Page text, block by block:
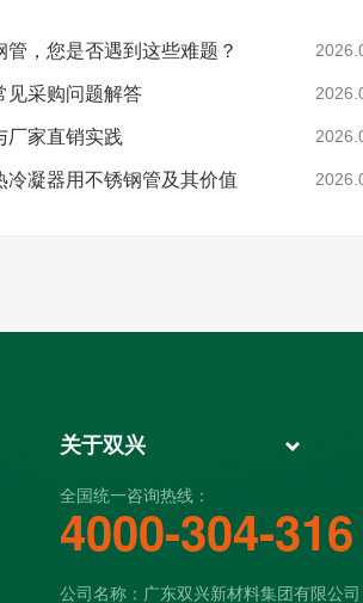
，您是否遇到这些难题？
见采购问题解答
厂家直销实践
凝器用不锈钢管及其价值
关于双兴
全国统一咨询热线：
4000-304-316
公司名称：广东双兴新材料集团有限公司